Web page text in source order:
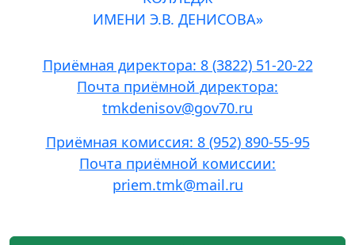
ИМЕНИ Э.В. ДЕНИСОВА»
Приёмная директора: 8 (3822) 51-20-22
Почта приёмной директора:
tmkdenisov@gov70.ru
Приёмная комиссия: 8 (952) 890-55-95
Почта приёмной комиссии:
priem.tmk@mail.ru